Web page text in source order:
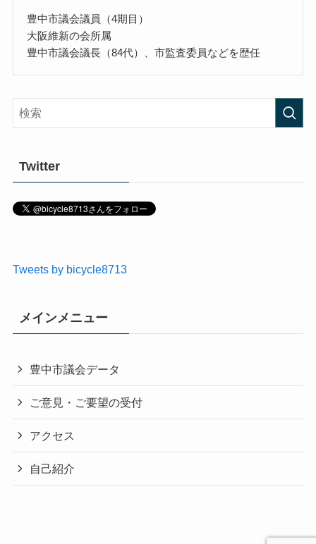
豊中市議会議員（4期目）
大阪維新の会所属
豊中市議会議長（84代）、市監査委員などを歴任
Twitter
Tweets by bicycle8713
メインメニュー
豊中市議会データ
ご意見・ご要望の受付
アクセス
自己紹介